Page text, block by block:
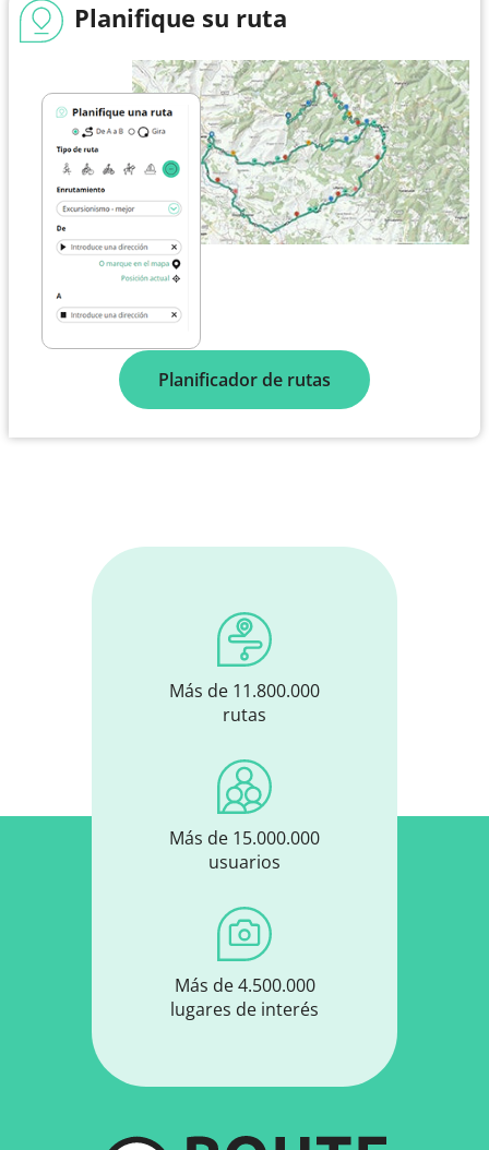
Planifique su ruta
Planificador de rutas
Más de 11.800.000
rutas
Más de 15.000.000
usuarios
Más de 4.500.000
lugares de interés